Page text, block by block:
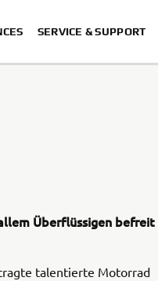
SERVICE & SUPPORT
Überflüssigen befreit
talentierte Motorrad